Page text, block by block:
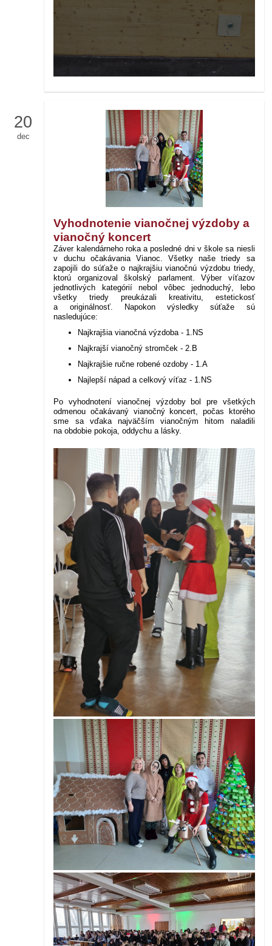
20
dec
Vyhodnotenie vianočnej výzdoby a
vianočný koncert
Záver kalendárneho roka a posledné dni v škole sa niesli
v duchu očakávania Vianoc. Všetky naše triedy sa
zapojili do súťaže o najkrajšiu vianočnú výzdobu triedy,
ktorú organizoval školský parlament. Výber víťazov
jednotlivých kategórií nebol vôbec jednoduchý, lebo
všetky triedy preukázali kreativitu, estetickosť
a originálnosť. Napokon výsledky súťaže sú
nasledujúce:
Najkrajšia vianočná výzdoba - 1.NS
Najkrajší vianočný stromček - 2.B
Najkrajšie ručne robené ozdoby - 1.A
Najlepší nápad a celkový víťaz - 1.NS
Po vyhodnotení vianočnej výzdoby bol pre všetkých
odmenou očakávaný vianočný koncert, počas ktorého
sme sa vďaka najväčším vianočným hitom naladili
na obdobie pokoja, oddychu a lásky.